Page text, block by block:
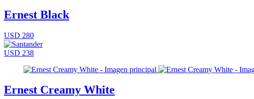
Ernest Black
USD 280
USD 238
Ernest Creamy White